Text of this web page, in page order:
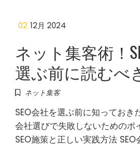
02 12月 2024
ネット集客術！
選ぶ前に読むべ
ネット集客
SEO会社を選ぶ前に知っておき
会社選びで失敗しないためのポ
SEO施策と正しい実践方法